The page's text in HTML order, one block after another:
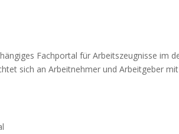
Fachportal für Arbeitszeugnisse im
sich an Arbeitnehmer und Arbeitgeber